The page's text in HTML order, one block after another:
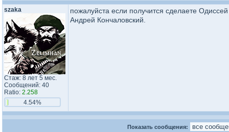
szaka
Стаж: 8 лет 5 мес.
Сообщений: 40
Ratio: 2.258
4.54%
пожалуйста если получится сделаете
Андрей Кончаловский.
Показать сообщения: